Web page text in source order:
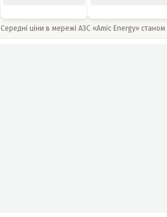
Середні ціни в мережі АЗС «Amic Energy» станом